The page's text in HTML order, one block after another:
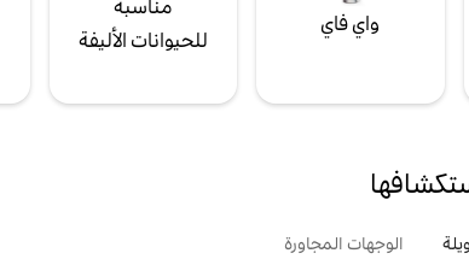
واي فاي
مناسبة
للحيوانات الأليفة
الوجهات المجاورة